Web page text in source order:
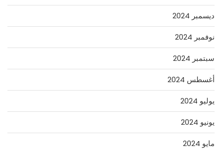
ديسمبر 2024
نوفمبر 2024
سبتمبر 2024
أغسطس 2024
يوليو 2024
يونيو 2024
مايو 2024